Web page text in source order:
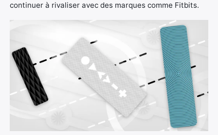
continuer à rivaliser avec des marques comme Fitbits.